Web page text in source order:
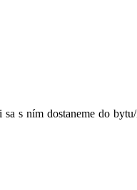
s ním dostaneme do